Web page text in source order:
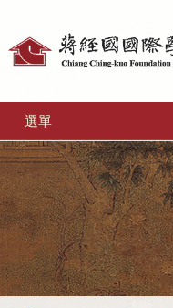
選單